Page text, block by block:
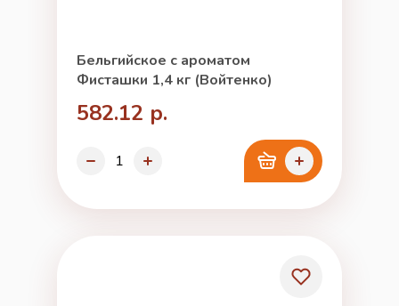
Бельгийское с ароматом
Фисташки 1,4 кг (Войтенко)
582.12 р.